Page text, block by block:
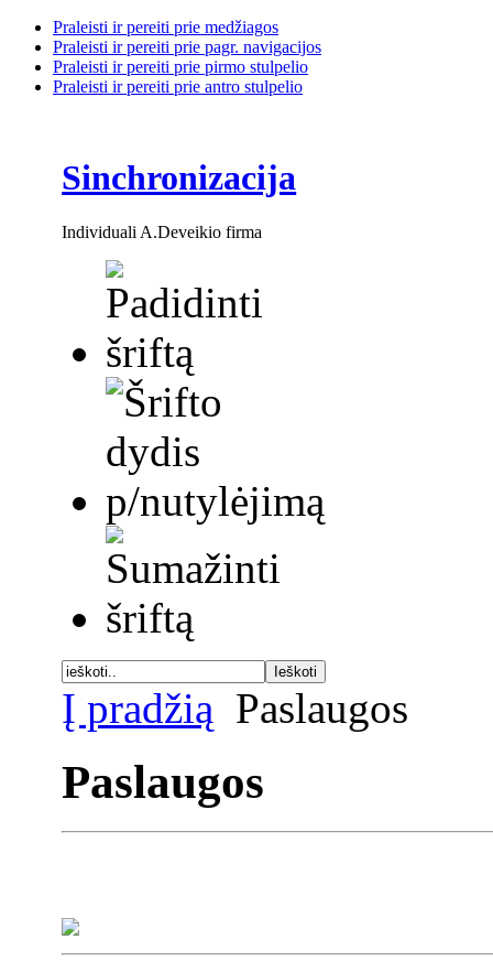
Praleisti ir pereiti prie medžiagos
Praleisti ir pereiti prie pagr. navigacijos
Praleisti ir pereiti prie pirmo stulpelio
Praleisti ir pereiti prie antro stulpelio
Sinchronizacija
Individuali A.Deveikio firma
Į pradžią Paslaugos
Paslaugos